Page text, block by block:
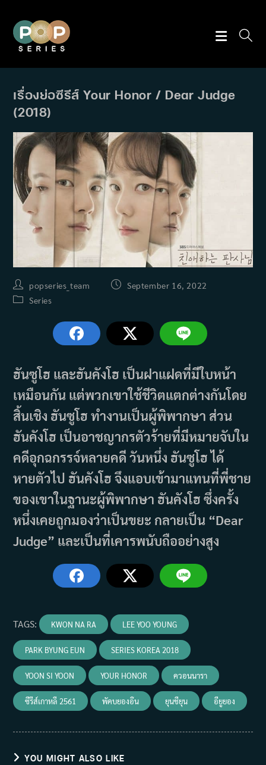
content
เรื่องย่อซีรีส์ Your Honor / Dear Judge
(2018)
Post
author:
popseries_team
PostSeptember 16, 2022
PostSeries
ฮันซูโฮ และฮันคังโฮ เป็นฝาแฝดที่มีใบหน้า
เหมือนกัน แต่พวกเขาใช้ชีวิตแตกต่างกันโดย
สิ้นเชิง ฮันซูโฮ ทำงานเป็นผู้พิพากษา ส่วน
ฮันคังโฮ เป็นอาชญากรตัวร้ายที่มีหมายจับใน
คดีอุกฉกรรจ์หลายคดี วันหนึ่ง ฮันซูโฮ ได้
หายตัวไป ฮันคังโฮ จึงแอบเข้ามาแทนที่พี่ชาย
ของเขาในฐานะผู้พิพากษา ฮันคังโฮ ซึ่งครั้ง
หนึ่งเคยถูกมองว่าเป็นขยะ กลายเป็น “Dear
Judge” และเป็นที่เคารพนับถืออย่างสูง
TAGS: KWON NA RA LEE YOO YOUNG
PARK BYUNG EUN SERIES KOREA 2018
YOON SI YOON YOUR HONOR ควอนนารา
ซีรีส์เกาหลี 2561 พัคบยองอึน ยุนชียุน อียูยอง
YOU MIGHT ALSO LIKE